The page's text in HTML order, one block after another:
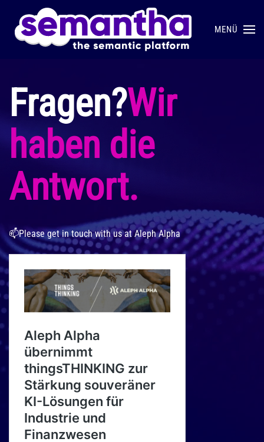
Skip to main content MENÜ
Fragen?Wir
haben die
Antwort.
📫Please get in touch with us at Aleph Alpha